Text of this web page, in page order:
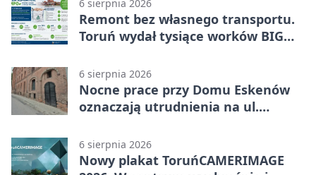
6 sierpnia 2026
Remont bez własnego transportu.
Toruń wydał tysiące worków BIG
6 sierpnia 2026
Nocne prace przy Domu Eskenów
oznaczają utrudnienia na ul.
6 sierpnia 2026
Nowy plakat ToruńCAMERIMAGE